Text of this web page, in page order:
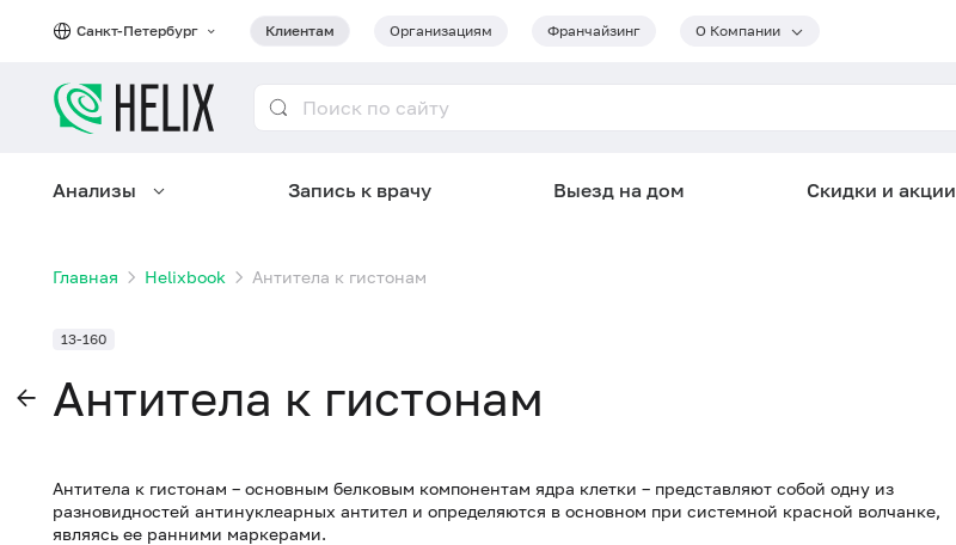
Санкт-Петербург Клиентам Организациям Франчайзинг О Компании
Анализы Запись к врачу Выезд на дом Скидки и акции
Главная Helixbook Антитела к гистонам
13-160
Антитела к гистонам
Антитела к гистонам – основным белковым компонентам ядра клетки – представляют собой одну из
разновидностей антинуклеарных антител и определяются в основном при системной красной волчанке,
являясь ее ранними маркерами.